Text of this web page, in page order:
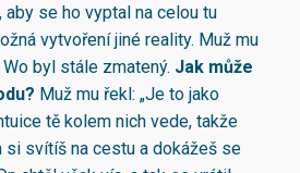
aby se ho vyptal na celou tu
vytvoření jiné reality. Muž mu
byl stále zmatený. Jak může
Muž mu řekl: „Je to jako
tě kolem nich vede, takže
si svítíš na cestu a dokážeš se